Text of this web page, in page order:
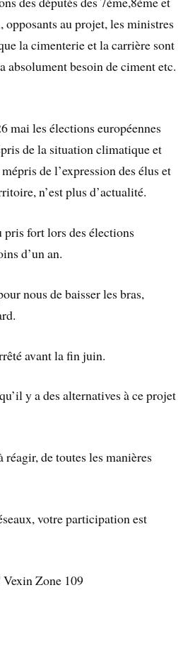
au projet, les ministres
la cimenterie et la carrière sont
absolument besoin de ciment etc.
mai les élections européennes
de la situation climatique et
de l’expression des élus et
n’est plus d’actualité.
pris fort lors des élections
d’un an.
nous de baisser les bras,
avant la fin juin.
y a des alternatives à ce projet
réagir, de toutes les manières
votre participation est
Zone 109